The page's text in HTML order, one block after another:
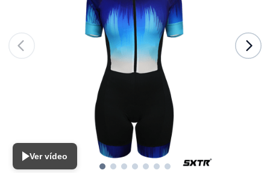
Ver vídeo